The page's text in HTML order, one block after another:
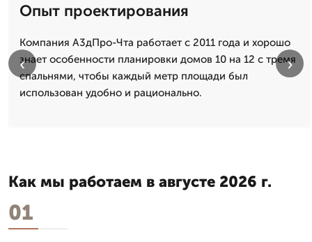
Опыт проектирования
Компания А3дПро-Чта работает с 2011 года и хорошо
знает особенности планировки домов 10 на 12 с тремя
спальнями, чтобы каждый метр площади был
использован удобно и рационально.
‹ ›
Как мы работаем в августе 2026 г.
01